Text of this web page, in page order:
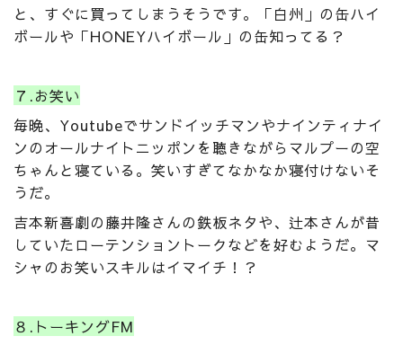
と、すぐに買ってしまうそうです。「白州」の缶ハイ
ボールや「HONEYハイボール」の缶知ってる？
７.お笑い
毎晩、Youtubeでサンドイッチマンやナインティナイ
ンのオールナイトニッポンを聴きながらマルプーの空
ちゃんと寝ている。笑いすぎてなかなか寝付けないそ
うだ。
吉本新喜劇の藤井隆さんの鉄板ネタや、辻本さんが昔
していたローテンショントークなどを好むようだ。マ
シャのお笑いスキルはイマイチ！？
８.トーキングFM